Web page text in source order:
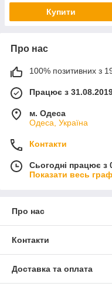
Купити
Про нас
100% позитивних з
Працює з
м. Одеса
Одеса, Україна
Контакти
Сьогодні працює з
Показати весь
Про нас
Контакти
Доставка та оплата